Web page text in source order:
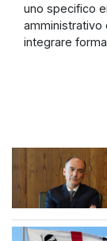
uno specifico
amministrativo
integrare